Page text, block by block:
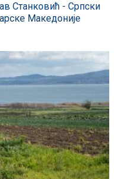
Станковић - Српски
Македоније